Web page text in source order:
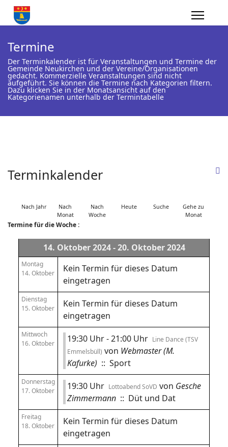
Termine
Der Terminkalender ist für Veranstaltungen und Termine der
Gemeinde Neukirchen und der Vereine/Organisationen
gedacht. Kommerzielle Veranstaltungen sind nicht
aufgeführt. Sie können die Termine nach Kategorien filtern.
Dazu klicken Sie in der Monatsansicht auf den
Kategorienamen unterhalb der Termintabelle
Terminkalender
Nach Jahr
Nach
Monat
Nach
Woche
Heute Suche
Gehe zu
Monat
Termine für die Woche :
14. Oktober 2024 - 20. Oktober 2024
Montag
14. Oktober
Kein Termin für dieses Datum
eingetragen
Dienstag
15. Oktober
Kein Termin für dieses Datum
eingetragen
Mittwoch
16. Oktober
19:30 Uhr - 21:00 Uhr Line Dance (TSV
Emmelsbüll) von Webmaster (M.
Kafurke) :: Sport
Donnerstag
17. Oktober
19:30 Uhr Lottoabend SoVD von Gesche
Zimmermann :: Düt und Dat
Freitag
18. Oktober
Kein Termin für dieses Datum
eingetragen